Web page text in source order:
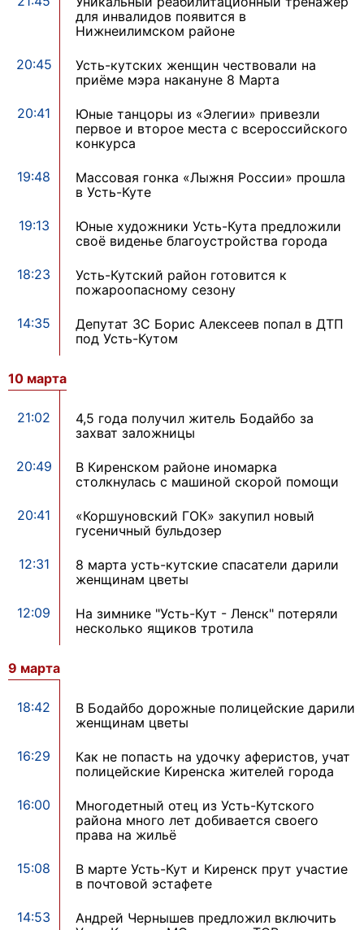
для инвалидов появится в
Нижнеилимском районе
20:45
Усть-кутских женщин чествовали на
приёме мэра накануне 8 Марта
20:41
Юные танцоры из «Элегии» привезли
первое и второе места с всероссийского
конкурса
19:48
Массовая гонка «Лыжня России» прошла
в Усть-Куте
19:13
Юные художники Усть-Кута предложили
своё виденье благоустройства города
18:23
Усть-Кутский район готовится к
пожароопасному сезону
14:35
Депутат ЗС Борис Алексеев попал в ДТП
под Усть-Кутом
10 марта
21:02
4,5 года получил житель Бодайбо за
захват заложницы
20:49
В Киренском районе иномарка
столкнулась с машиной скорой помощи
20:41
«Коршуновский ГОК» закупил новый
гусеничный бульдозер
12:31
8 марта усть-кутские спасатели дарили
женщинам цветы
12:09
На зимнике "Усть-Кут - Ленск" потеряли
несколько ящиков тротила
9 марта
18:42
В Бодайбо дорожные полицейские дарили
женщинам цветы
16:29
Как не попасть на удочку аферистов, учат
полицейские Киренска жителей города
16:00
Многодетный отец из Усть-Кутского
района много лет добивается своего
права на жильё
15:08
В марте Усть-Кут и Киренск прут участие
в почтовой эстафете
14:53
Андрей Чернышев предложил включить